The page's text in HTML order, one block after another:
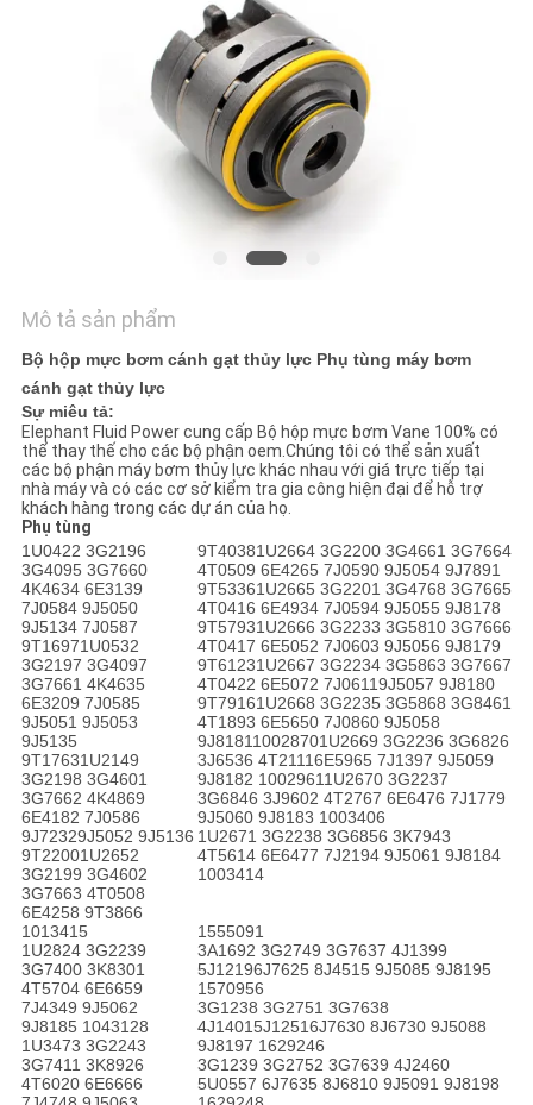
ĐỒ
TRANG
WEB
PRIVACY
POLICY
Mô tả sản phẩm
Bộ hộp mực bơm cánh gạt thủy lực Phụ tùng máy bơm
cánh gạt thủy lực
Sự miêu tả:
Elephant Fluid Power cung cấp Bộ hộp mực bơm Vane 100% có
thể thay thế cho các bộ phận oem.Chúng tôi có thể sản xuất
các bộ phận máy bơm thủy lực khác nhau với giá trực tiếp tại
nhà máy và có các cơ sở kiểm tra gia công hiện đại để hỗ trợ
khách hàng trong các dự án của họ.
Phụ tùng
1U0422 3G2196
3G4095 3G7660
4K4634 6E3139
7J0584 9J5050
9J5134 7J0587
9T16971U0532
3G2197 3G4097
3G7661 4K4635
6E3209 7J0585
9J5051 9J5053
9J5135
9T17631U2149
3G2198 3G4601
3G7662 4K4869
6E4182 7J0586
9J72329J5052 9J5136
9T22001U2652
3G2199 3G4602
3G7663 4T0508
6E4258 9T3866
9T40381U2664 3G2200 3G4661 3G7664
4T0509 6E4265 7J0590 9J5054 9J7891
9T53361U2665 3G2201 3G4768 3G7665
4T0416 6E4934 7J0594 9J5055 9J8178
9T57931U2666 3G2233 3G5810 3G7666
4T0417 6E5052 7J0603 9J5056 9J8179
9T61231U2667 3G2234 3G5863 3G7667
4T0422 6E5072 7J06119J5057 9J8180
9T79161U2668 3G2235 3G5868 3G8461
4T1893 6E5650 7J0860 9J5058
9J818110028701U2669 3G2236 3G6826
3J6536 4T21116E5965 7J1397 9J5059
9J8182 10029611U2670 3G2237
3G6846 3J9602 4T2767 6E6476 7J1779
9J5060 9J8183 1003406
1U2671 3G2238 3G6856 3K7943
4T5614 6E6477 7J2194 9J5061 9J8184
1003414
1013415
1U2824 3G2239
3G7400 3K8301
4T5704 6E6659
7J4349 9J5062
9J8185 1043128
1U3473 3G2243
3G7411 3K8926
4T6020 6E6666
1555091
3A1692 3G2749 3G7637 4J1399
5J12196J7625 8J4515 9J5085 9J8195
1570956
3G1238 3G2751 3G7638
4J14015J12516J7630 8J6730 9J5088
9J8197 1629246
3G1239 3G2752 3G7639 4J2460
5U0557 6J7635 8J6810 9J5091 9J8198